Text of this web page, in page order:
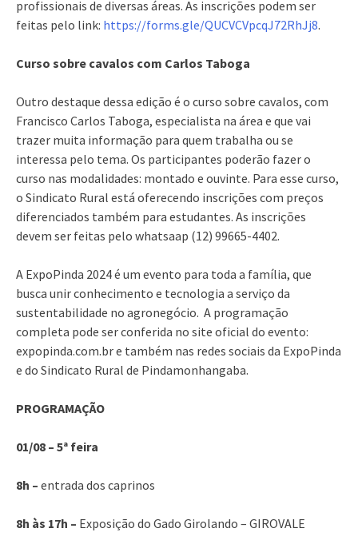
profissionais de diversas áreas. As inscrições podem ser
feitas pelo link: https://forms.gle/QUCVCVpcqJ72RhJj8.
Curso sobre cavalos com Carlos Taboga
Outro destaque dessa edição é o curso sobre cavalos, com
Francisco Carlos Taboga, especialista na área e que vai
trazer muita informação para quem trabalha ou se
interessa pelo tema. Os participantes poderão fazer o
curso nas modalidades: montado e ouvinte. Para esse curso,
o Sindicato Rural está oferecendo inscrições com preços
diferenciados também para estudantes. As inscrições
devem ser feitas pelo whatsaap (12) 99665-4402.
A ExpoPinda 2024 é um evento para toda a família, que
busca unir conhecimento e tecnologia a serviço da
sustentabilidade no agronegócio. A programação
completa pode ser conferida no site oficial do evento:
expopinda.com.br e também nas redes sociais da ExpoPinda
e do Sindicato Rural de Pindamonhangaba.
PROGRAMAÇÃO
01/08 – 5ª feira
8h – entrada dos caprinos
8h às 17h – Exposição do Gado Girolando – GIROVALE